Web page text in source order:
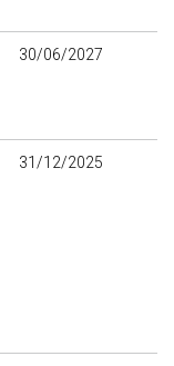
30/06/2027
31/12/2025